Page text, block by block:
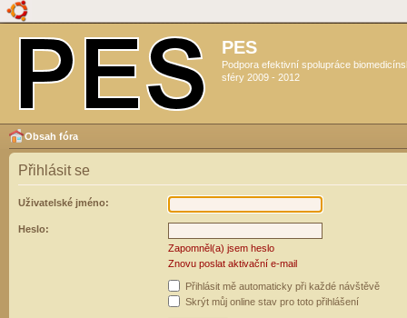
PES
Podpora efektivní spolupráce
sféry 2009 - 2012
Obsah fóra
Přihlásit se
Uživatelské jméno:
Heslo:
Zapomněl(a) jsem heslo
Znovu poslat aktivační e-mail
Přihlásit mě automaticky při každé návštěvě
Skrýt můj online stav pro toto přihlášení